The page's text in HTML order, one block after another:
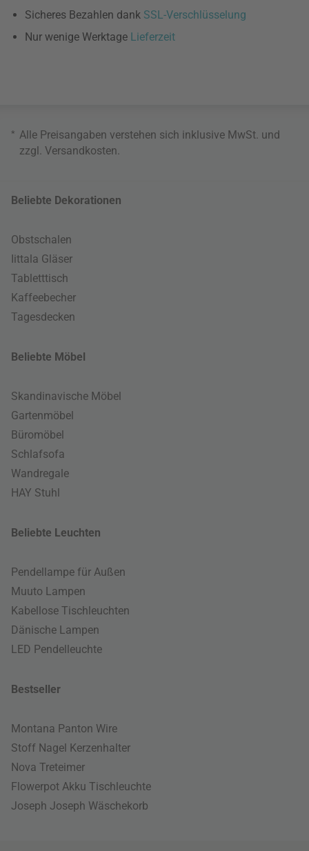
Sicheres Bezahlen dank SSL-Verschlüsselung
Nur wenige Werktage Lieferzeit
* Alle Preisangaben verstehen sich inklusive MwSt. und
zzgl. Versandkosten.
Beliebte Dekorationen
Obstschalen
Iittala Gläser
Tabletttisch
Kaffeebecher
Tagesdecken
Beliebte Möbel
Skandinavische Möbel
Gartenmöbel
Büromöbel
Schlafsofa
Wandregale
HAY Stuhl
Beliebte Leuchten
Pendellampe für Außen
Muuto Lampen
Kabellose Tischleuchten
Dänische Lampen
LED Pendelleuchte
Bestseller
Montana Panton Wire
Stoff Nagel Kerzenhalter
Nova Treteimer
Flowerpot Akku Tischleuchte
Joseph Joseph Wäschekorb